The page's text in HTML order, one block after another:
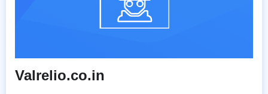
Valrelio.co.in